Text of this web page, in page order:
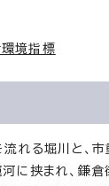
境指標
れる堀川と、市
に挟まれ、鎌倉